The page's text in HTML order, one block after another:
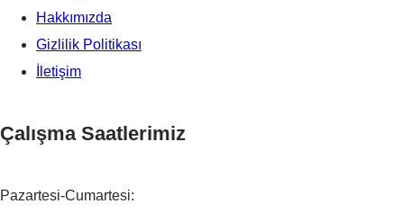
Hakkımızda
Gizlilik Politikası
İletişim
Çalışma Saatlerimiz
Pazartesi-Cumartesi: